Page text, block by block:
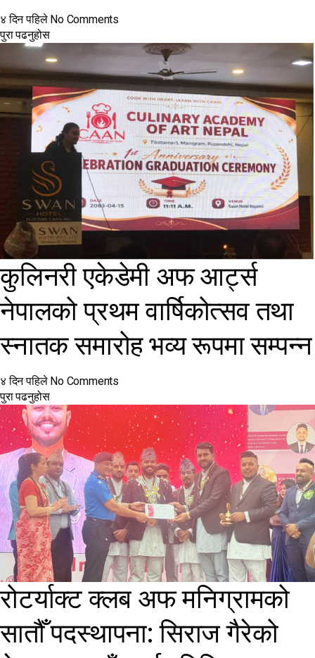
४ दिन पहिले No Comments
पुरा पढनुहोस
कुलिनरी एकेडेमी अफ आर्ट्स
नेपालको प्रथम वार्षिकोत्सव तथा
स्नातक समारोह भव्य रूपमा सम्पन्न
४ दिन पहिले No Comments
पुरा पढनुहोस
रोटर्याक्ट क्लब अफ मनिग्रामको
सातौँ पदस्थापना: सिराज गैरेको